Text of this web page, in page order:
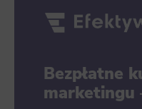
Bezpłatne
marketingu